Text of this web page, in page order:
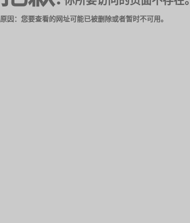
原因：您要查看的网址可能已被删除或者暂时不可用。